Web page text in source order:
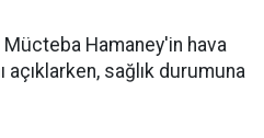
Mücteba Hamaney'in hava
açıklarken, sağlık durumuna